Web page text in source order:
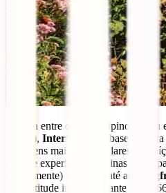
Situada entre os lagos alpinos Thun
lagos”), Interlaken
é a base
paisagens mais espetaculares da
oferece experiências alpinas
(literalmente) a viagem até ao
uma altitude impressionante de 3.466